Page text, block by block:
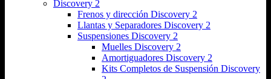
Discovery 2
Frenos y dirección Discovery 2
Llantas y Separadores Discovery 2
Suspensiones Discovery 2
Muelles Discovery 2
Amortiguadores Discovery 2
Kits Completos de Suspensión Discovery